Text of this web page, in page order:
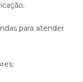
para atender